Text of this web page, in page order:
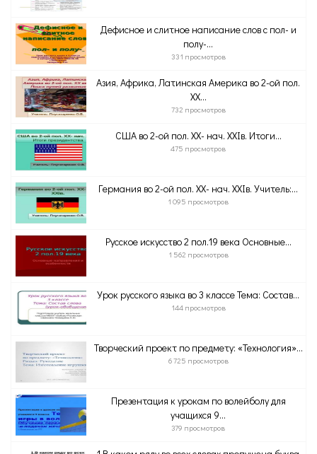
Дефисное и слитное написание слов с пол- и
полу-...
331 просмотров
Азия, Африка, Латинская Америка во 2-ой пол.
XX...
732 просмотров
США во 2-ой пол. XX- нач. XXIв. Итоги...
475 просмотров
Германия во 2-ой пол. XX- нач. XXIв. Учитель:...
1 095 просмотров
Русское искусство 2 пол.19 века Основные...
1 562 просмотров
Урок русского языка во 3 классе Тема: Состав...
144 просмотров
Творческий проект по предмету: «Технология»...
6 725 просмотров
Презентация к урокам по волейболу для
учащихся 9...
379 просмотров